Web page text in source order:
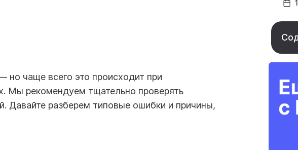
но чаще всего это происходит при
Мы рекомендуем тщательно проверять
Давайте разберем типовые ошибки и причины,